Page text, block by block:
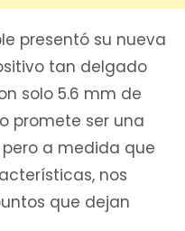
presentó su nueva
tan delgado
solo 5.6 mm de
promete ser una
a medida que
nos
que dejan